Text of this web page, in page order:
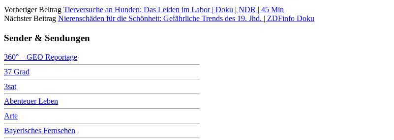
Vorheriger Beitrag Tierversuche an Hunden: Das Leiden im Labor | Doku | NDR | 45 Min
Nächster Beitrag Nierenschäden für die Schönheit: Gefährliche Trends des 19. Jhd. | ZDFinfo Doku
Sender & Sendungen
360° – GEO Reportage
37 Grad
3sat
Abenteuer Leben
Arte
Bayerisches Fernsehen